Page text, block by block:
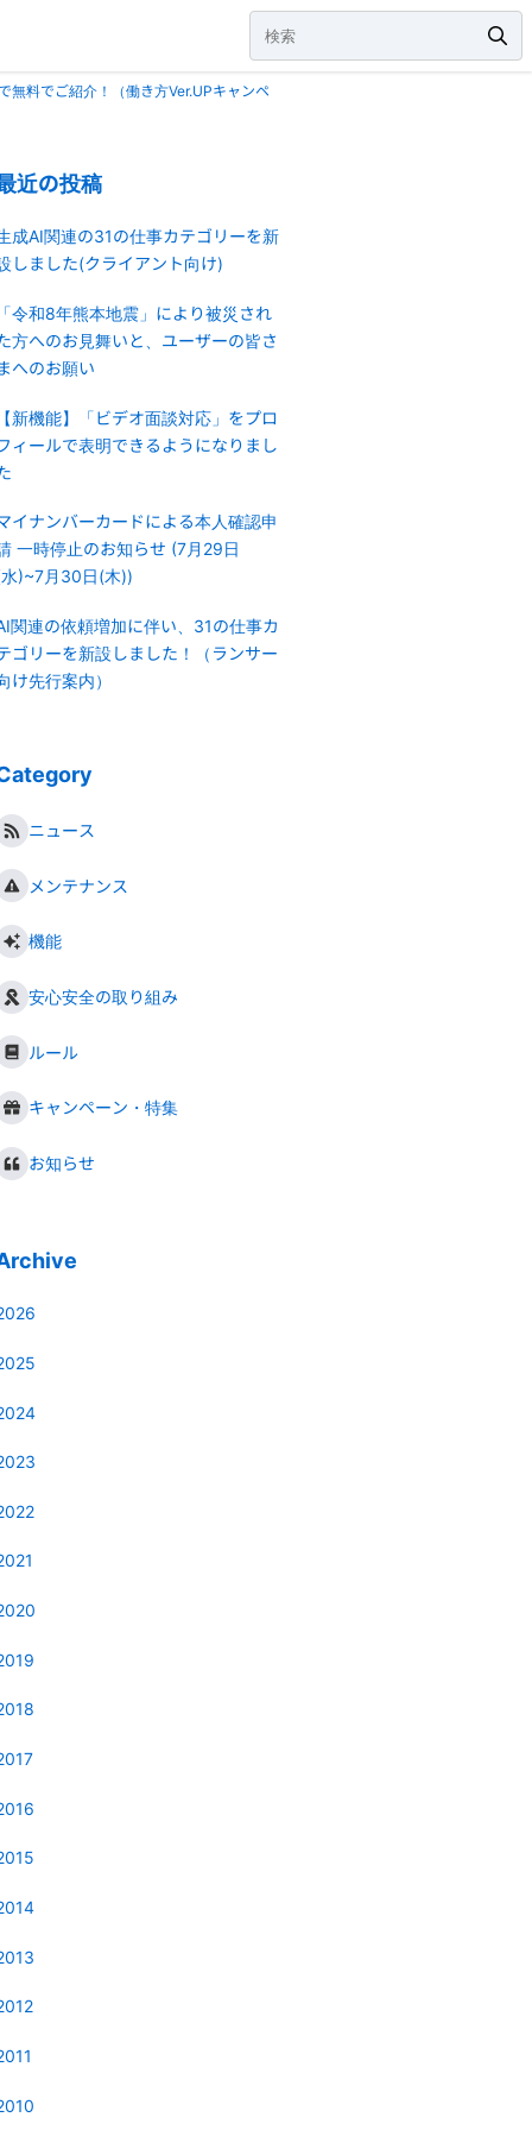
無料でご紹介！（働き方Ver.UPキャンペ
近の投稿
成AI関連の31の仕事カテゴリーを新
しました(クライアント向け)
「令和8年熊本地震」により被災され
方へのお見舞いと、ユーザーの皆さ
へのお願い
【新機能】「ビデオ面談対応」をプロ
ィールで表明できるようになりまし
イナンバーカードによる本人確認申
一時停止のお知らせ (7月29日
)~7月30日(木))
関連の依頼増加に伴い、31の仕事カ
ゴリーを新設しました！（ランサー
け先行案内）
ニュース
メンテナンス
機能
安心安全の取り組み
ルール
キャンペーン・特集
お知らせ